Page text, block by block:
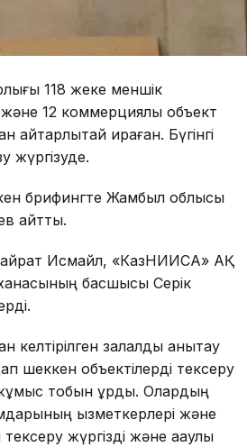
118 жеке меншік
12 коммерциялық объект
қираған. Бүгінгі
жүргізуде.
брифингте Жамбыл облысы
айтты.
Қайрат Исмайл, «КазНИИСА» АҚ
басшысы Серік
келтірілген залалды анықтау
шеккен объектілерді тексеру
жұмыс тобын құрды. Олардың
қызметкерлері және
жүргізді және ақаулы